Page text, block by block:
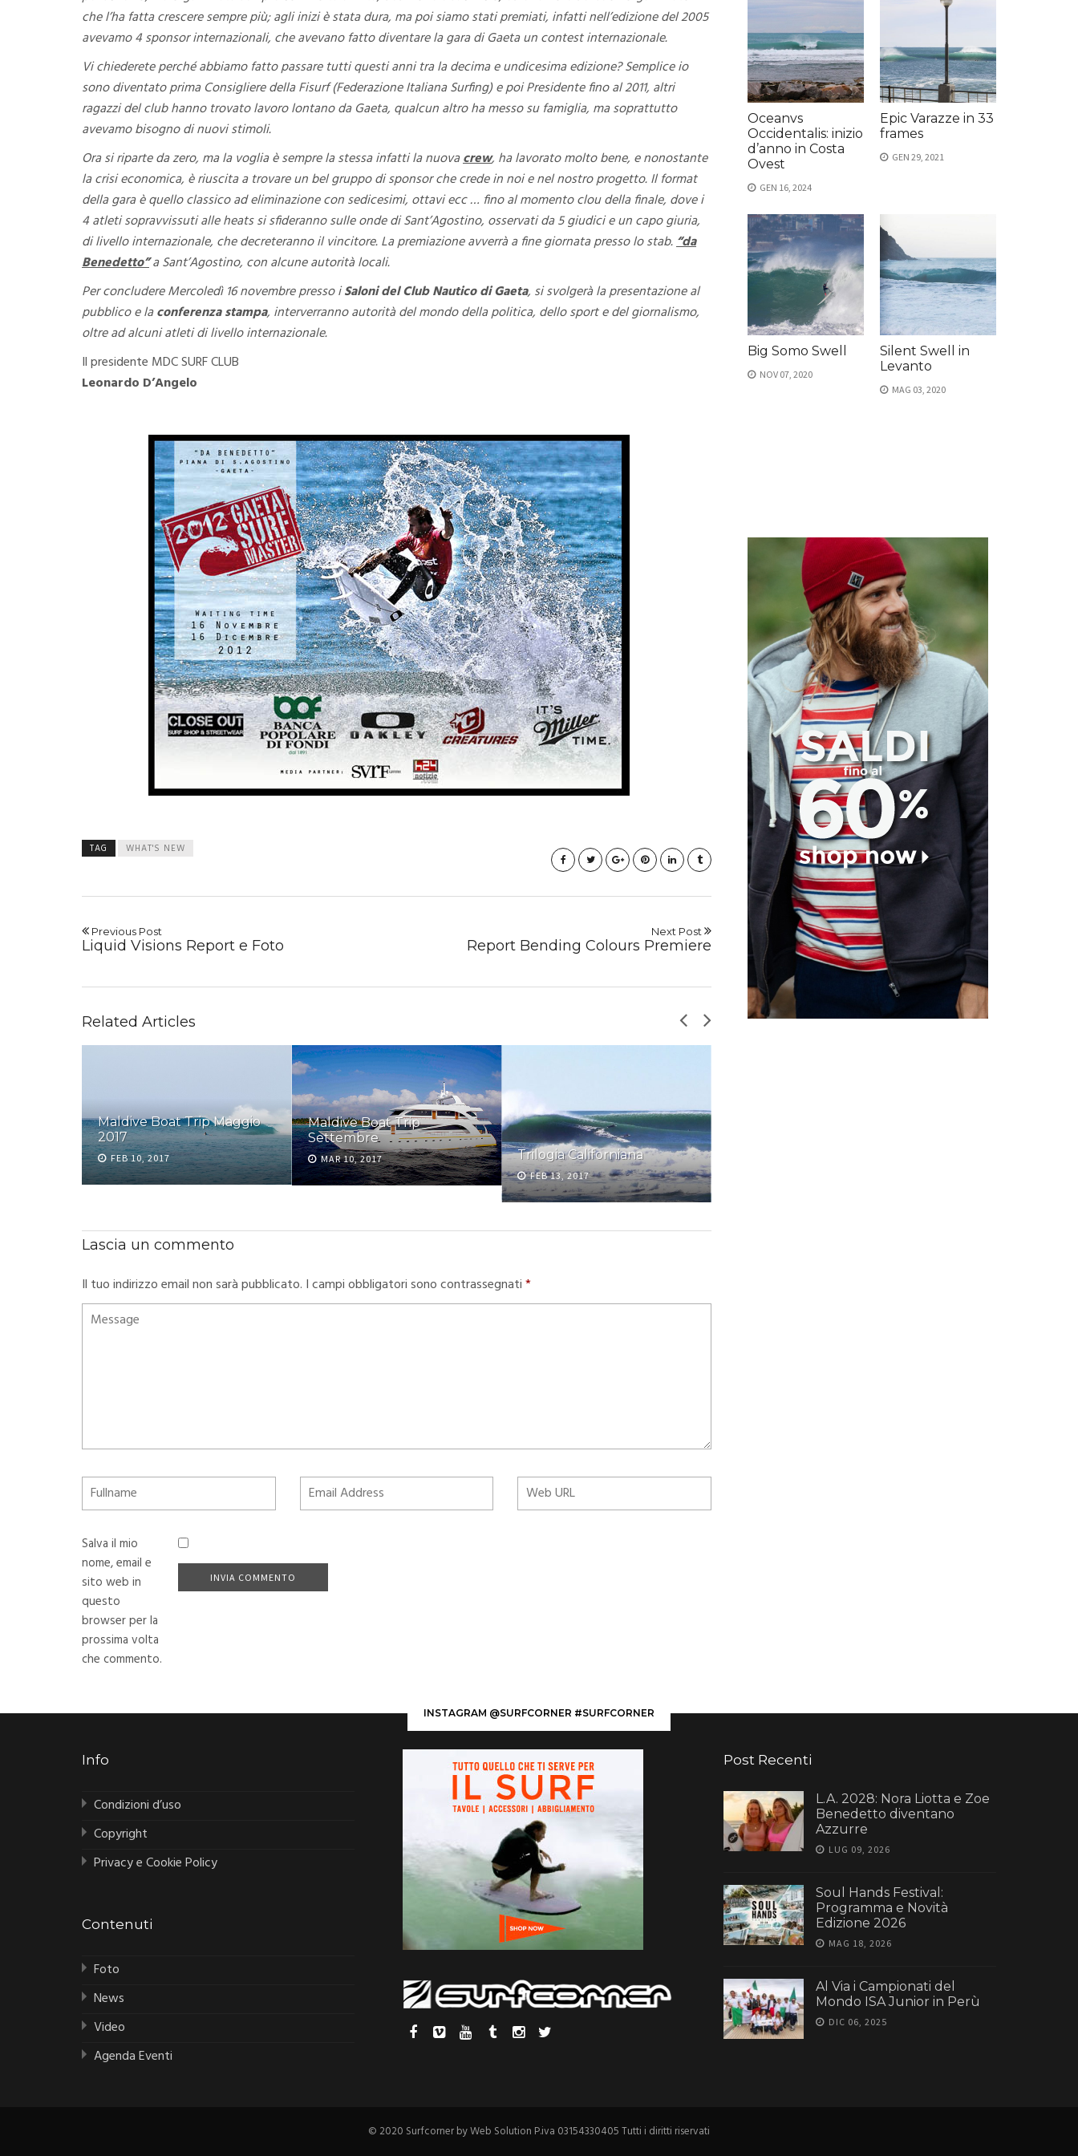
che l’ha fatta crescere sempre più; agli inizi è stata dura, ma poi siamo stati premiati, infatti nell’edizione del 2005
avevamo 4 sponsor internazionali, che avevano fatto diventare la gara di Gaeta un contest internazionale.
Vi chiederete perché abbiamo fatto passare tutti questi anni tra la decima e undicesima edizione? Semplice io
sono diventato prima Consigliere della Fisurf (Federazione Italiana Surfing) e poi Presidente fino al 2011, altri
ragazzi del club hanno trovato lavoro lontano da Gaeta, qualcun altro ha messo su famiglia, ma soprattutto
avevamo bisogno di nuovi stimoli.
Ora si riparte da zero, ma la voglia è sempre la stessa infatti la nuovacrew, ha lavorato molto bene, e nonostante
la crisi economica, è riuscita a trovare un bel gruppo di sponsor che crede in noi e nel nostro progetto. Il format
della gara è quello classico ad eliminazione con sedicesimi, ottavi ecc … fino al momento clou della finale, dove i
4 atleti sopravvissuti alle heats si sfideranno sulle onde di Sant’Agostino, osservati da 5 giudici e un capo giuria,
di livello internazionale, che decreteranno il vincitore. La premiazione avverrà a fine giornata presso lo stab.“da
Benedetto”a Sant’Agostino, con alcune autorità locali.
Per concludere Mercoledì 16 novembre presso iSaloni del Club Nautico di Gaeta, si svolgerà la presentazione al
pubblico e laconferenza stampa, interverranno autorità del mondo della politica, dello sport e del giornalismo,
oltre ad alcuni atleti di livello internazionale.
Il presidente MDC SURF CLUB
Leonardo D’Angelo
TAG WHAT'S NEW
Previous Post
Liquid Visions Report e Foto
Next Post
Report Bending Colours Premiere
Related Articles
Maldive Boat Trip Maggio
2017
FEB 10, 2017
Maldive Boat Trip
Settembre
MAR 10, 2017 Trilogia Californiana
FEB 13, 2017
Lascia un commento
Il tuo indirizzo email non sarà pubblicato. I campi obbligatori sono contrassegnati*
Salva il mio
nome, email e
sito web in
questo
browser per la
prossima volta
che commento.
Oceanvs
Occidentalis: inizio
d’anno in Costa
Ovest
GEN 16, 2024
Epic Varazze in 33
frames
GEN 29, 2021
Big Somo Swell
NOV 07, 2020
Silent Swell in
Levanto
MAG 03, 2020
INSTAGRAM @SURFCORNER #SURFCORNER
Info
Condizioni d’uso
Copyright
Privacy e Cookie Policy
Contenuti
Foto
News
Video
Agenda Eventi
Post Recenti
L.A. 2028: Nora Liotta e Zoe
Benedetto diventano
Azzurre
LUG 09, 2026
Soul Hands Festival:
Programma e Novità
Edizione 2026
MAG 18, 2026
Al Via i Campionati del
Mondo ISA Junior in Perù
DIC 06, 2025
© 2020 Surfcorner by Web Solution P.iva 03154330405 Tutti i diritti riservati